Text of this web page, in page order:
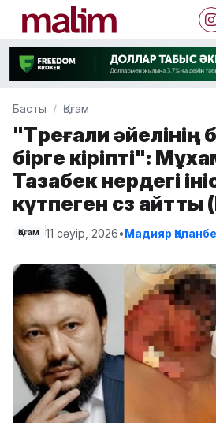
Басты Қоғам
"Төреғали әйелінің
бірге кіріпті":
Тазабек өнердегі
күтпеген сөз
Қоғам 11 сәуір, 2026•Мадияр